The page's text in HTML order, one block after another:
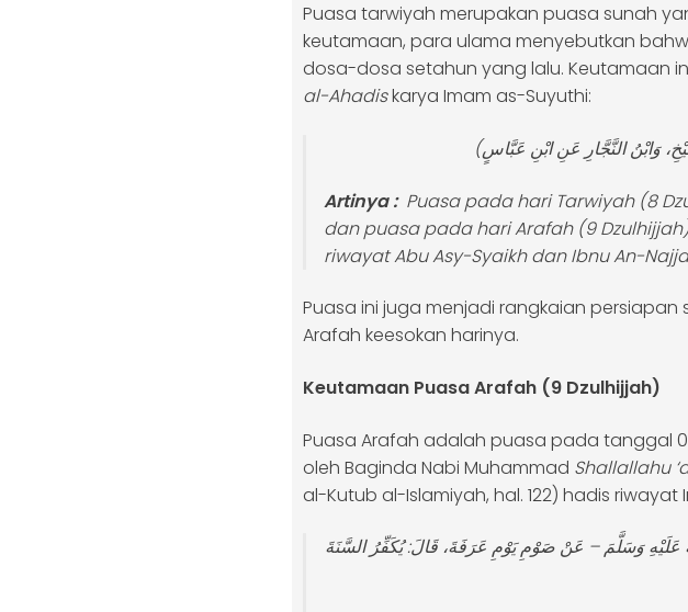
Puasa tarwiyah merupakan puasa sunah
keutamaan, para ulama menyebutkan
dosa-dosa setahun yang lalu. Keutamaan
al-Ahadiskarya Imam as-Suyuthi:
وَابْنُ النَّجَّارِ عَنِ ابْنِ عَبَّاسٍ)
Artinya : Puasa pada hari Tarwiyah (8
dan puasa pada hari Arafah (9
riwayat Abu Asy-Syaikh dan Ibnu An-
Puasa ini juga menjadi rangkaian
Arafah keesokan harinya.
Keutamaan Puasa Arafah (9 Dzulhijjah)
Puasa Arafah adalah puasa pada tanggal
oleh Baginda Nabi Muhammad Shallallahu
al-Kutub al-Islamiyah, hal. 122) hadis riwayat
وَسَلَّمَ – عَنْ صَوْمِ يَوْمِ عَرَفَةَ، قَالَ: يُكَفِّرُ السَّنَةَ